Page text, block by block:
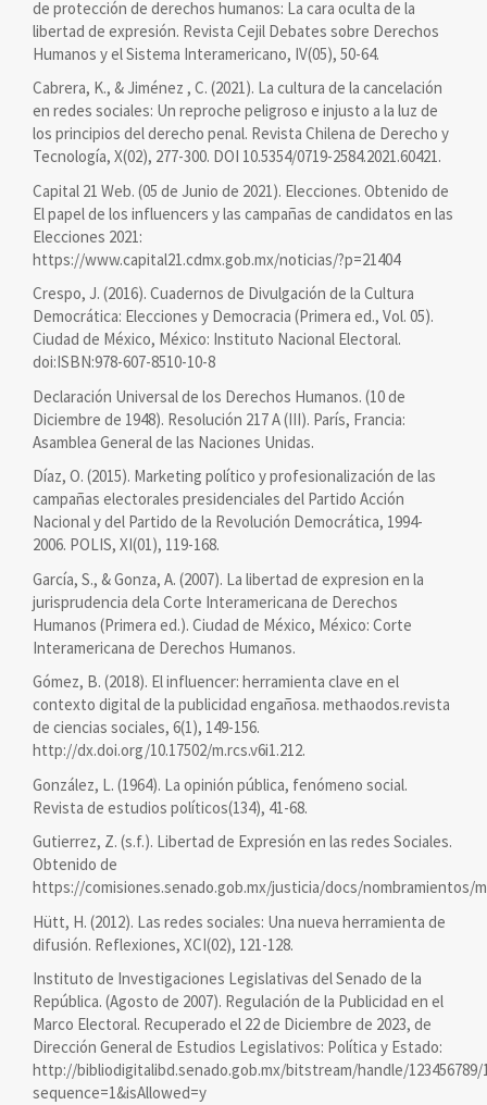
de protección de derechos humanos: La cara oculta de la
libertad de expresión. Revista Cejil Debates sobre Derechos
Humanos y el Sistema Interamericano, IV(05), 50-64.
Cabrera, K., & Jiménez , C. (2021). La cultura de la cancelación
en redes sociales: Un reproche peligroso e injusto a la luz de
los principios del derecho penal. Revista Chilena de Derecho y
Tecnología, X(02), 277-300. DOI 10.5354/0719-2584.2021.60421.
Capital 21 Web. (05 de Junio de 2021). Elecciones. Obtenido de
El papel de los influencers y las campañas de candidatos en las
Elecciones 2021:
https://www.capital21.cdmx.gob.mx/noticias/?p=21404
Crespo, J. (2016). Cuadernos de Divulgación de la Cultura
Democrática: Elecciones y Democracia (Primera ed., Vol. 05).
Ciudad de México, México: Instituto Nacional Electoral.
doi:ISBN:978-607-8510-10-8
Declaración Universal de los Derechos Humanos. (10 de
Diciembre de 1948). Resolución 217 A (III). París, Francia:
Asamblea General de las Naciones Unidas.
Díaz, O. (2015). Marketing político y profesionalización de las
campañas electorales presidenciales del Partido Acción
Nacional y del Partido de la Revolución Democrática, 1994-
2006. POLIS, XI(01), 119-168.
García, S., & Gonza, A. (2007). La libertad de expresion en la
jurisprudencia dela Corte Interamericana de Derechos
Humanos (Primera ed.). Ciudad de México, México: Corte
Interamericana de Derechos Humanos.
Gómez, B. (2018). El influencer: herramienta clave en el
contexto digital de la publicidad engañosa. methaodos.revista
de ciencias sociales, 6(1), 149-156.
http://dx.doi.org/10.17502/m.rcs.v6i1.212.
González, L. (1964). La opinión pública, fenómeno social.
Revista de estudios políticos(134), 41-68.
Gutierrez, Z. (s.f.). Libertad de Expresión en las redes Sociales.
Obtenido de
https://comisiones.senado.gob.mx/justicia/docs/nombramientos/
Hütt, H. (2012). Las redes sociales: Una nueva herramienta de
difusión. Reflexiones, XCI(02), 121-128.
Instituto de Investigaciones Legislativas del Senado de la
República. (Agosto de 2007). Regulación de la Publicidad en el
Marco Electoral. Recuperado el 22 de Diciembre de 2023, de
Dirección General de Estudios Legislativos: Política y Estado:
http://bibliodigitalibd.senado.gob.mx/bitstream/handle/123456789/
sequence=1&isAllowed=y